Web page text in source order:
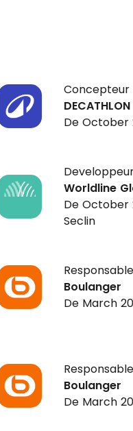
Concepteur
De October
Worldline
De October
Seclin
Boulanger
De March
Boulanger
De March